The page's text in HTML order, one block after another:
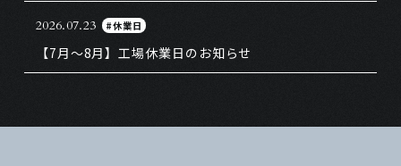
2026.07.23 #休業日
【7月～8月】工場休業日のお知らせ